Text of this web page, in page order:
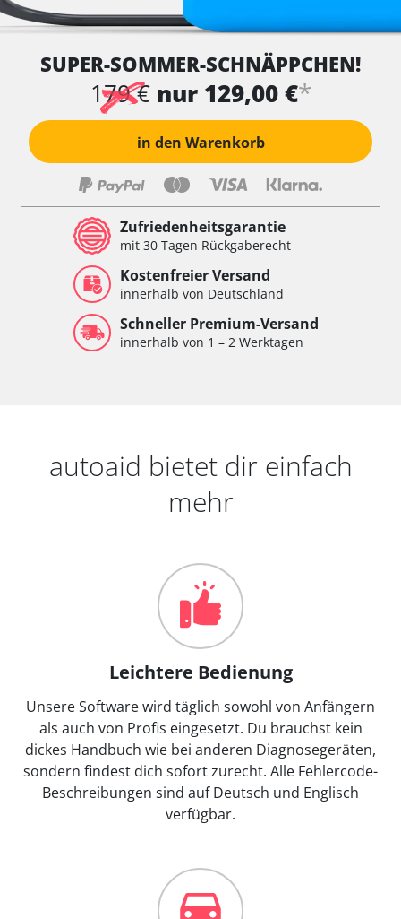
SUPER-SOMMER-SCHNÄPPCHEN!
179 € nur 129,00 €*
in den Warenkorb
Zufriedenheitsgarantie
mit 30 Tagen Rückgaberecht
Kostenfreier Versand
innerhalb von Deutschland
Schneller Premium-Versand
innerhalb von 1 – 2 Werktagen
autoaid bietet dir einfach
mehr
Leichtere Bedienung
Unsere Software wird täglich sowohl von Anfängern
als auch von Profis eingesetzt. Du brauchst kein
dickes Handbuch wie bei anderen Diagnosegeräten,
sondern findest dich sofort zurecht. Alle Fehlercode-
Beschreibungen sind auf Deutsch und Englisch
verfügbar.